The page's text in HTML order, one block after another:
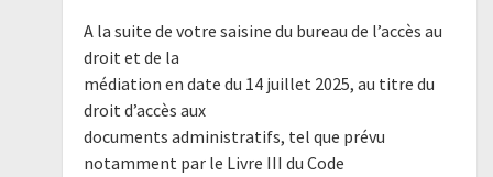
A la suite de votre saisine du bureau de l’accès au
droit et de la
médiation en date du 14 juillet 2025, au titre du
droit d’accès aux
documents administratifs, tel que prévu
notamment par le Livre III du Code